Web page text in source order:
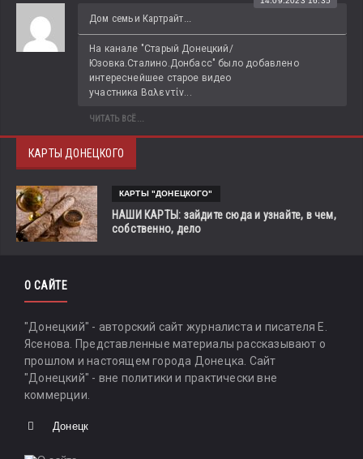
Дом семьи Картрайт...
На канале "Старый Донецкий/
Юзовка.Сталино.Донбасс" было добавлено
интереснейшее старое видео
участника Βαλεντίν...
ЧИТАТЬ ВСЁ...
КАРТЫ ДОНЕЦКОГО
КАРТЫ "ДОНЕЦКОГО"
НАШИ КАРТЫ: зайдите сюда и узнайте, в чем,
собственно, дело
О САЙТЕ
"Донецкий" - авторский сайт журналиста и писателя Е.
Ясенова. Представленные материалы рассказывают о
прошлом и настоящем города Донецка. Сайт
"Донецкий" - вне политики и практически вне
коммерции.
Донецк